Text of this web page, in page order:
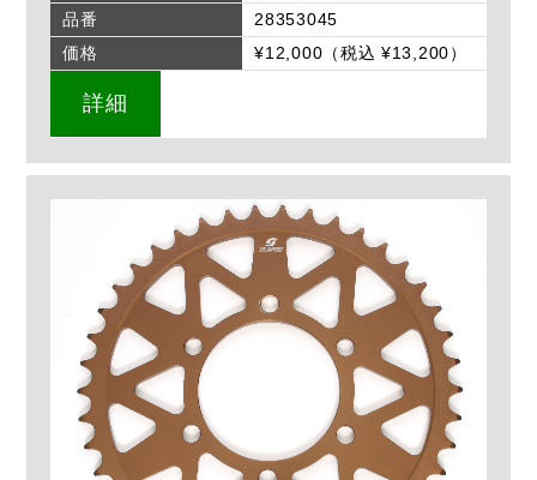
品番
28353045
価格
¥12,000（税込 ¥13,200）
詳細